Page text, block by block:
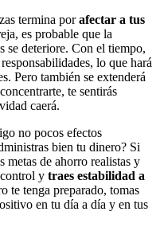
termina porafectar a tus
es probable que la
se deteriore. Con el tiempo,
lo que hará
Pero también se extenderá
te sentirás
caerá.
no pocos efectos
bien tu dinero? Si
metas de ahorro realistas y
y traes estabilidad a
te tenga preparado, tomas
en tu día a día y en tus